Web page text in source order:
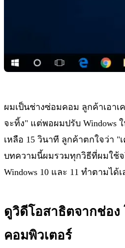
ผมเป็นช่างซ่อมคอม ลูกค้าเอาเ
จะทิ้ง" แต่พอผมปรับ Windows
เหลือ 15 วินาที ลูกค้าตกใจว่า "
บทความนี้ผมรวมทุกวิธีที่ผมใช้
Windows 10 และ 11 ทำตามได้
ดูวิดีโอสาธิตจากช่อง
คอมพิวเตอร์